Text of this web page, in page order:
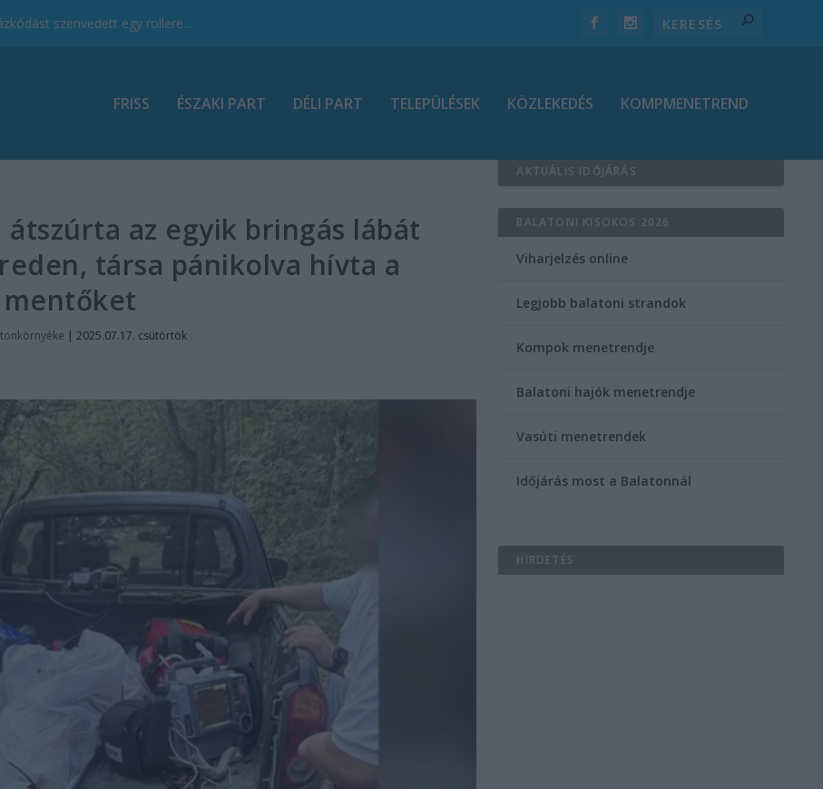
szenvedett egy rollere...
FRISS ÉSZAKI PART DÉLI PART TELEPÜLÉSEK KÖZLEKEDÉS KOMPMENETREND
az egyik bringás lábát
társa pánikolva hívta a
mentőket
| 2025.07.17. csütörtök
AKTUÁLIS IDŐJÁRÁS
BALATONI KISOKOS 2026
Viharjelzés online
Legjobb balatoni strandok
Kompok menetrendje
Balatoni hajók menetrendje
Vasúti menetrendek
Időjárás most a Balatonnál
HIRDETÉS